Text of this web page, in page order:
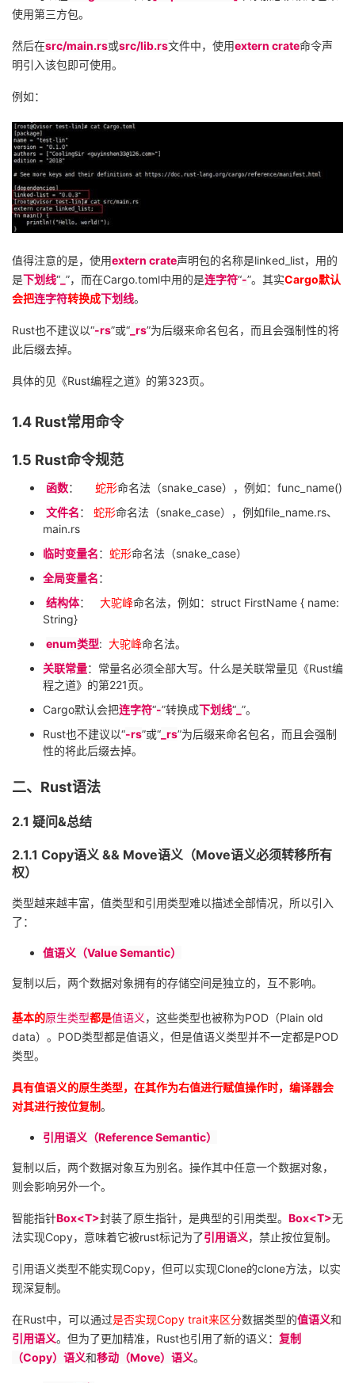
使用第三方包。
然后在src/main.rs或src/lib.rs文件中，使用extern crate命令声
明引入该包即可使用。
例如：
值得注意的是，使用extern crate声明包的名称是linked_list，用的
是下划线“ ”，而在Cargo.toml中用的是连字符“-”。其实Cargo默认
会把连字符转换成下划线。
Rust也不建议以“-rs”或“ _rs”为后缀来命名包名，而且会强制性的将
此后缀去掉。
具体的见《Rust编程之道》的第323页。
1.4 Rust常用命令
1.5 Rust命令规范
函数： 蛇形命名法（snake_case），例如： func_name()
文件名： 蛇形命名法（snake_case），例如file_name.rs、
main.rs
临时变量名： 蛇形命名法（snake_case）
全局变量名：
结构体： 大驼峰命名法，例如： struct FirstName { name:
String}
enum类型: 大驼峰命名法。
关联常量：常量名必须全部大写。什么是关联常量见《Rust编
程之道》的第221页。
Cargo默认会把连字符“-”转换成下划线“ ”。
Rust也不建议以“-rs”或“ _rs”为后缀来命名包名，而且会强制
性的将此后缀去掉。
二、 Rust语法
2.1 疑问&总结
2.1.1 Copy语义 && Move语义（Move语义必须转移所有
权）
类型越来越丰富，值类型和引用类型难以描述全部情况，所以引入
了：
值语义（Value Semantic）
复制以后，两个数据对象拥有的存储空间是独立的，互不影响。
基本的原生类型都是值语义 ，这些类型也被称为POD （Plain old
data）。 POD类型都是值语义，但是值语义类型并不一定都是POD
类型。
具有值语义的原生类型，在其作为右值进行赋值操作时，编译器会
对其进行按位复制。
引用语义（Reference Semantic）
复制以后，两个数据对象互为别名。操作其中任意一个数据对象，
则会影响另外一个。
智能指针Box<T>封装了原生指针，是典型的引用类型。 Box<T>无
法实现Copy，意味着它被rust标记为了引用语义，禁止按位复制。
引用语义类型不能实现Copy，但可以实现Clone的clone方法，以实
现深复制。
在Rust中，可以通过是否实现Copy trait来区分数据类型的值语义和
引用语义。但为了更加精准， Rust也引用了新的语义： 复制
（Copy）语义和移动（Move）语义。